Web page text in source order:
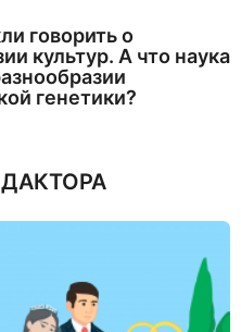
говорить о
культур. А что наука
генетики?